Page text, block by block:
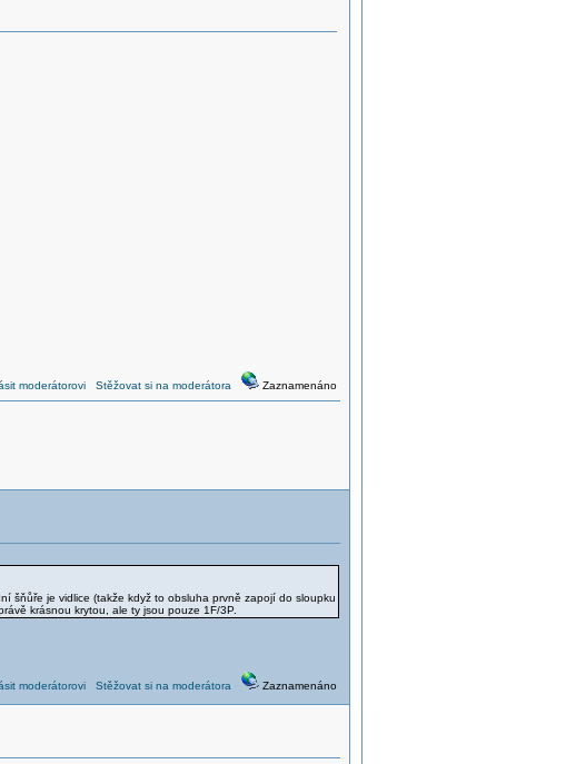
moderátorovi Stěžovat si na moderátora Zaznamenáno
šňůře je vidlice (takže když to obsluha prvně zapojí do sloupku
krásnou krytou, ale ty jsou pouze 1F/3P.
moderátorovi Stěžovat si na moderátora Zaznamenáno